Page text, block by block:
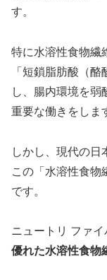
す。
特に水溶性食物繊
「短鎖脂肪酸（
し、腸内環境を
重要な働きをしま
しかし、現代の
この「水溶性食物
です。
ニュートリ ファ
優れた水溶性食物